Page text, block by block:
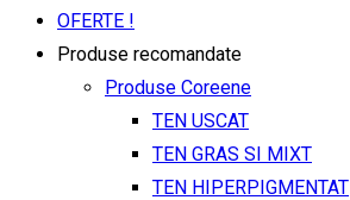
OFERTE !
Produse recomandate
Produse Coreene
TEN USCAT
TEN GRAS SI MIXT
TEN HIPERPIGMENTAT